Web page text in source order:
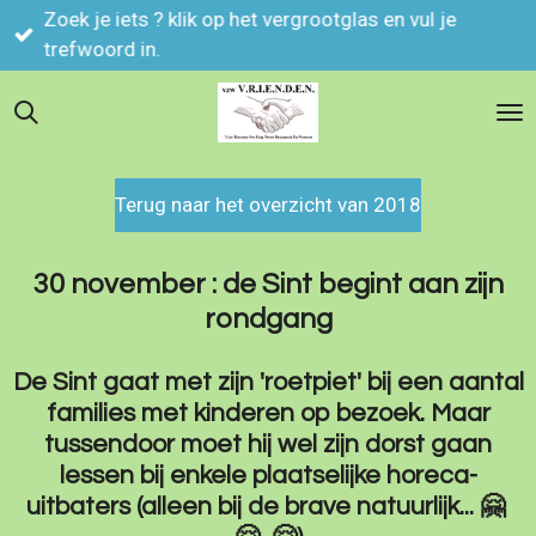
Ga
direct
de
vergrootglas en vul je
Foto's kan je
Terug naar het overzicht van 2018
30 november : de Sint begint aan zijn
rondgang
De Sint gaat met zijn 'roetpiet' bij een aantal
families met kinderen op bezoek. Maar
tussendoor moet hij wel zijn dorst gaan
lessen bij enkele plaatselijke horeca-
uitbaters (alleen bij de brave natuurlijk... 🤗